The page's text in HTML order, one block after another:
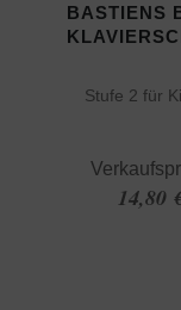
BASTIENS
Stufe 2 für
14,80